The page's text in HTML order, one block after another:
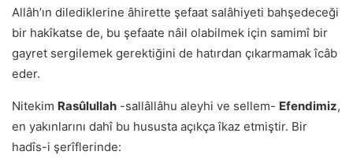
Allâhʼın dilediklerine âhirette şefaat salâhiyeti bahşedeceği
bir hakîkatse de, bu şefaate nâil olabilmek için samimî bir
gayret sergilemek gerektiğini de hatırdan çıkarmamak îcâb
eder.
Nitekim Rasûlullah -sallâllâhu aleyhi ve sellem- Efendimiz,
en yakınlarını dahî bu hususta açıkça îkaz etmiştir. Bir
hadîs-i şerîflerinde: